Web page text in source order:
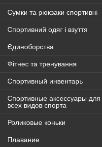
Сумки та рюкзаки спортивні
Спортивний одяг і взуття
Єдиноборства
Фітнес та тренування
Спортивный инвентарь
Спортивные аксессуары для
всех видов спорта
Роликовые коньки
Плавание